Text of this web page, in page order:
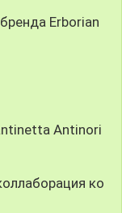
Erborian
Antinori
ко